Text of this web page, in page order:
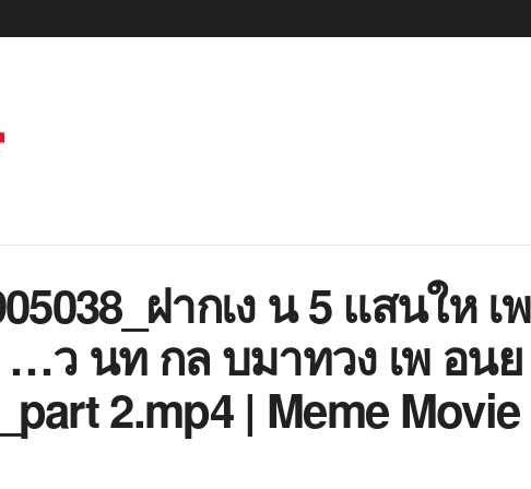
ฝากเง น 5 แสนให เพ
ว นท กล บมาทวง เพ อนย
2.mp4 | Meme Movie